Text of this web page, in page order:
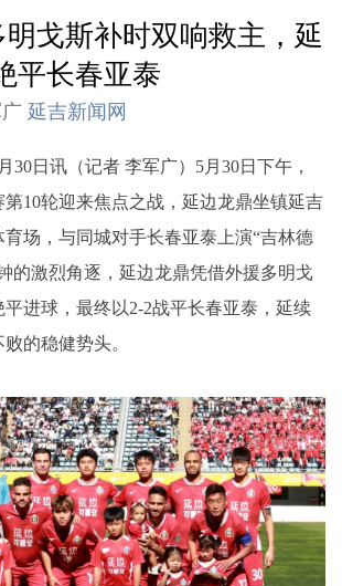
戈斯补时双响救主，延
平长春亚泰
延吉新闻网
日讯（记者 李军广）5月30日下午，
第10轮迎来焦点之战，延边龙鼎坐镇延吉
场，与同城对手长春亚泰上演“吉林德
的激烈角逐，延边龙鼎凭借外援多明戈
进球，最终以2-2战平长春亚泰，延续
的稳健势头。